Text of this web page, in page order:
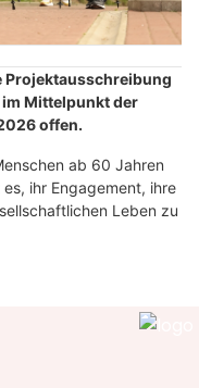
Projektausschreibung
Mittelpunkt der
offen.
ab 60 Jahren
ihr Engagement, ihre
Leben zu